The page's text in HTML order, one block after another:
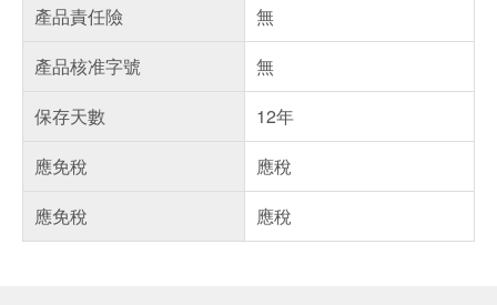
產品責任險
無
產品核准字號
無
保存天數
12年
應免稅
應稅
應免稅
應稅